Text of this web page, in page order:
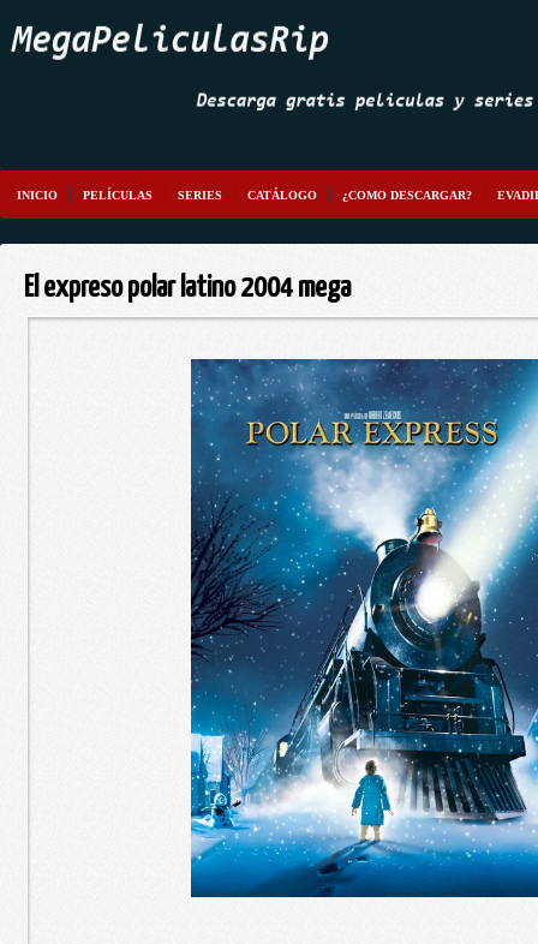
INICIO PELÍCULAS SERIES CATÁLOGO ¿COMO DESCARGAR?
El expreso polar latino 2004 mega